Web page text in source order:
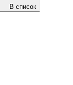
В список